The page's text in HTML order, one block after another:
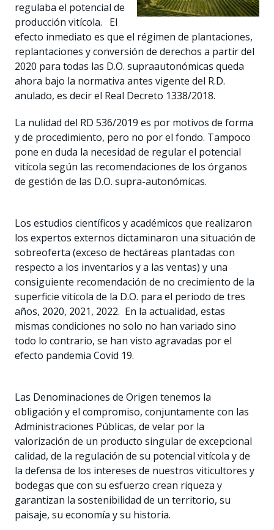
regulaba el potencial de
producción vitícola. El
efecto inmediato es que el régimen de plantaciones,
replantaciones y conversión de derechos a partir del
2020 para todas las D.O. supraautonómicas queda
ahora bajo la normativa antes vigente del R.D.
anulado, es decir el Real Decreto 1338/2018.
La nulidad del RD 536/2019 es por motivos de forma
y de procedimiento, pero no por el fondo. Tampoco
pone en duda la necesidad de regular el potencial
vitícola según las recomendaciones de los órganos
de gestión de las D.O. supra-autonómicas.
Los estudios científicos y académicos que realizaron
los expertos externos dictaminaron una situación de
sobreoferta (exceso de hectáreas plantadas con
respecto a los inventarios y a las ventas) y una
consiguiente recomendación de no crecimiento de la
superficie vitícola de la D.O. para el periodo de tres
años, 2020, 2021, 2022. En la actualidad, estas
mismas condiciones no solo no han variado sino
todo lo contrario, se han visto agravadas por el
efecto pandemia Covid 19.
Las Denominaciones de Origen tenemos la
obligación y el compromiso, conjuntamente con las
Administraciones Públicas, de velar por la
valorización de un producto singular de excepcional
calidad, de la regulación de su potencial vitícola y de
la defensa de los intereses de nuestros viticultores y
bodegas que con su esfuerzo crean riqueza y
garantizan la sostenibilidad de un territorio, su
paisaje, su economía y su historia.